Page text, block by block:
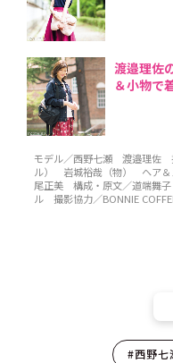
渡邉理佐
＆小物で
モデル／西野七瀬 渡邉理佐
ル） 岩城裕哉（物） ヘア＆
尾正美 構成・原文／道端舞
ル 撮影協力／BONNIE
#西野七